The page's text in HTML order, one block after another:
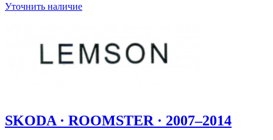
Уточнить наличие
SKODA · ROOMSTER · 2007–2014